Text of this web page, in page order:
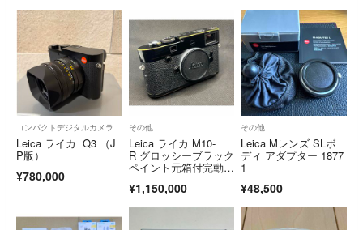
コンパクトデジタルカメラ
Leica ライカ Q3 （J
P版）
¥780,000
その他
Leica ライカ M10-
R グロッシーブラック
ペイント元箱付完動品
¥1,150,000
その他
Leica Mレンズ SLボ
ディ アダプター 1877
1
¥48,500